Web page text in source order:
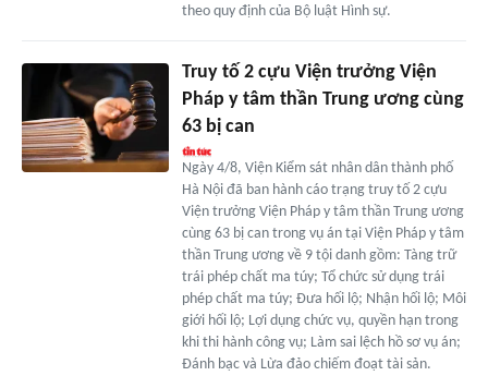
theo quy định của Bộ luật Hình sự.
Truy tố 2 cựu Viện trưởng Viện
Pháp y tâm thần Trung ương cùng
63 bị can
Ngày 4/8, Viện Kiểm sát nhân dân thành phố
Hà Nội đã ban hành cáo trạng truy tố 2 cựu
Viện trưởng Viện Pháp y tâm thần Trung ương
cùng 63 bị can trong vụ án tại Viện Pháp y tâm
thần Trung ương về 9 tội danh gồm: Tàng trữ
trái phép chất ma túy; Tổ chức sử dụng trái
phép chất ma túy; Đưa hối lộ; Nhận hối lộ; Môi
giới hối lộ; Lợi dụng chức vụ, quyền hạn trong
khi thi hành công vụ; Làm sai lệch hồ sơ vụ án;
Đánh bạc và Lừa đảo chiếm đoạt tài sản.